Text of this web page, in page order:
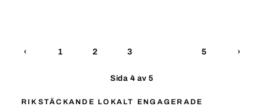
‹ 1 2 3 5 ›
Sida 4 av 5
RIKSTÄCKANDE LOKALT ENGAGERADE